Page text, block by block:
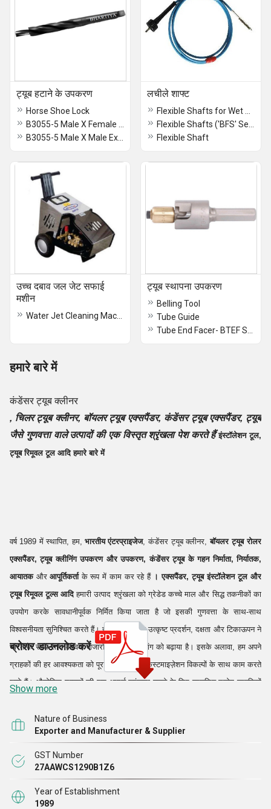
ट्यूब हटाने के उपकरण
Horse Shoe Lock
लचीले शाफ्ट
Flexible Shaft
उच्च दबाव जल जेट सफाई
मशीन
ट्यूब स्थापना उपकरण
Belling Tool
Tube Guide
हमारे बारे में
कंडेंसर ट्यूब क्लीनर
, चिलर ट्यूब क्लीनर, बॉयलर ट्यूब एक्सपैंडर, कंडेंसर ट्यूब एक्सपैंडर, ट्यूब
जैसे गुणवत्ता वाले उत्पादों की एक विस्तृत श्रृंखला पेशकरते हैंइंस्टॉलेशन टूल,
ट्यूब रिमूवल टूल आदि हमारे बारे में
वर्ष 1989 में स्थापित, हम, भारतीय एंटरप्राइजेज, कंडेंसर ट्यूब क्लीनर,बॉयलर ट्यूब रोलर
एक्सपैंडर, ट्यूब क्लीनिंग उपकरण और उपकरण, कंडेंसर ट्यूब के गहन निर्माता, निर्यातक,
आयातकऔर आपूर्तिकर्ताके रूप में काम कर रहे हैं । एक्सपैंडर, ट्यूब इंस्टॉलेशन टूल और
ट्यूब रिमूवल टूल्स आदिहमारी उत्पाद श्रृंखला को ग्रेडेड कच्चे माल और सिद्ध तकनीकों का
उपयोग करके सावधानीपूर्वक निर्मित किया जाता है जो इसकी गुणवत्ता के साथ-साथ
विश्वसनीयता सुनिश्चित करते हैं। हमारे उत्पादों के उत्कृष्ट प्रदर्शन, दक्षता और टिकाऊपन ने
भारत के साथ-साथ वैश्विक बाजारों में भी उनकी मांग को बढ़ाया है। इसके अलावा, हम अपने
ग्राहकों की हर आवश्यकता को पूरा करने के लिए कस्टमाइज़ेशन विकल्पों के साथ काम करते
रहते हैं। औद्योगिक उत्पादों की एक आदर्श श्रृंखला बनाने के लिए प्रचलित उद्योग प्रवृत्तियों
कंडेंसर ट्यूब क्लीनर, चिलर ट्यूब क्लीनरआदि उत्पादों के निर्माण में हाई-टेक मशीनों और
उपकरणों का उपयोग करते हैं। हमारा आधुनिक इंफ्रास्ट्रक्चर सभी आवश्यक सुविधाओं के
साथ स्थापित है जो हमें निर्धारित समय अवधि में ग्राहकों के ऑर्डर को पूरा करने और
ग्राहकों की समग्र संतुष्टि को पूरा करने में मदद करता है। हमारे विशेषज्ञ मैन्युफैक्चरिंग
यूनिट को सावधानी से संभालते हैं। टेक्नोक्रेट, इंजीनियर और अन्य कुशल व्यक्तियों की
ब्रोशर डाउनलोड करें
Show more
Nature of Business
Exporter and Manufacturer & Supplier
GST Number
27AAWCS1290B1Z6
Year of Establishment
1989